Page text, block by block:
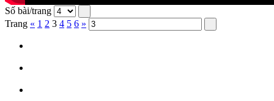
Số bài/trang
Trang « 1 2 3 4 5 6 »